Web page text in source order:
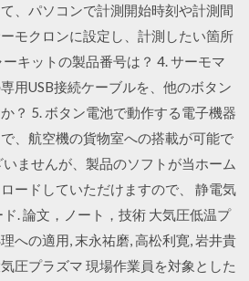
、パソコンで計測開始時刻や計測間
モクロンに設定し、計測したい箇所
キットの製品番号は？ 4. サーモマ
用USB接続ケーブルを、他のボタン
？ 5. ボタン電池で動作する電子機器
、航空機の貨物室への搭載が可能で
ませんが、製品のソフトが当ホーム
ードしていただけますので、 静電気
. 論文，ノート，技術 大気圧低温プ
への適用, 末永祐磨, 高松利寛, 岩井貴
圧プラズマ 現場作業員を対象とした